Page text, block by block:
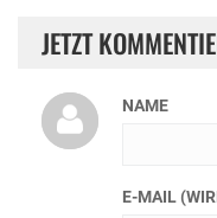
JETZT
NAME
E-MAIL